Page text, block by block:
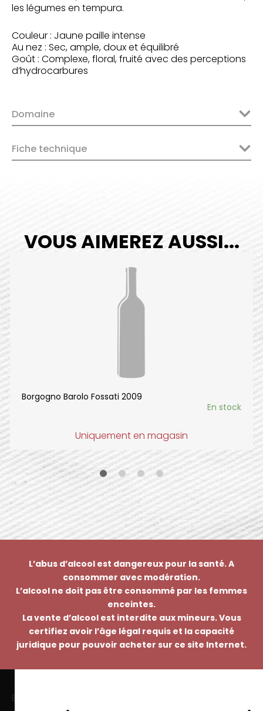
les légumes en tempura.
Couleur : Jaune paille intense
Au nez : Sec, ample, doux et équilibré
Goût : Complexe, floral, fruité avec des perceptions
d’hydrocarbures
Domaine
Fiche technique
VOUS AIMEREZ AUSSI...
Borgogno Barolo Fossati 2009
En stock
Uniquement en magasin
L’abus d’alcool est dangereux pour la santé. A
consommer avec modération.
L’alcool ne doit pas être consommé par les femmes
enceintes.
La vente d’alcool est interdite aux mineurs. Vous
certifiez avoir l’âge légal requis et la capacité
juridique pour pouvoir acheter sur ce site Internet.
EMMANUEL NASTI